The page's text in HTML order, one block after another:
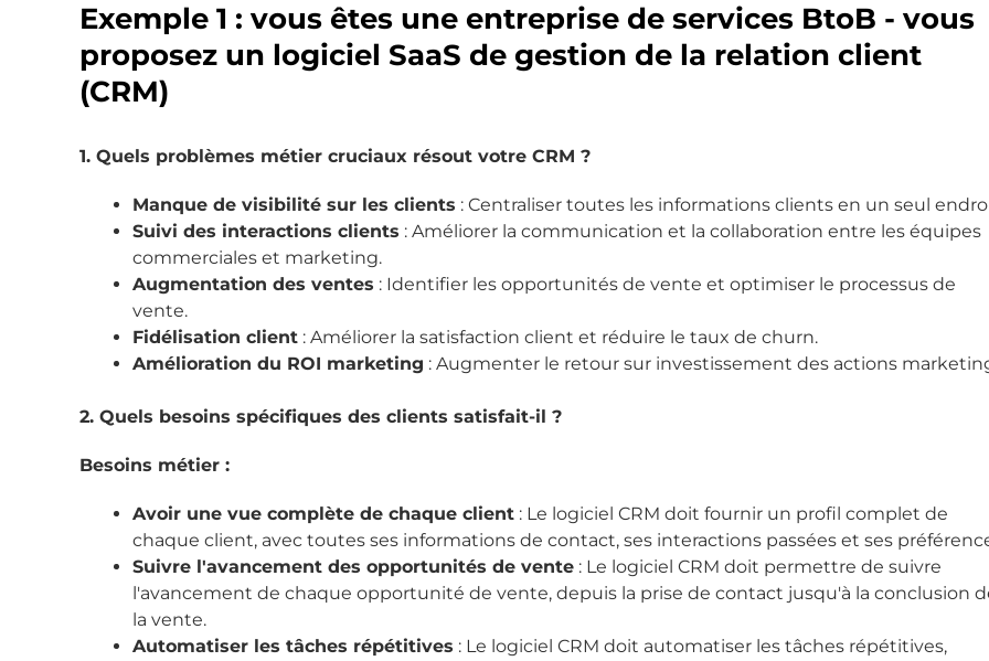
Exemple 1 : vous êtes une entreprise de services BtoB - vous
proposez un logiciel SaaS de gestion de la relation client
(CRM)
1. Quels problèmes métier cruciaux résout votre CRM ?
Manque de visibilité sur les clients : Centraliser toutes les informations clients en un seul
Suivi des interactions clients : Améliorer la communication et la collaboration entre les équipes
commerciales et marketing.
Augmentation des ventes : Identifier les opportunités de vente et optimiser le processus de
vente.
Fidélisation client : Améliorer la satisfaction client et réduire le taux de churn.
Amélioration du ROI marketing : Augmenter le retour sur investissement des actions
2. Quels besoins spécifiques des clients satisfait-il ?
Besoins métier :
Avoir une vue complète de chaque client : Le logiciel CRM doit fournir un profil complet de
chaque client, avec toutes ses informations de contact, ses interactions passées et ses
Suivre l'avancement des opportunités de vente : Le logiciel CRM doit permettre de suivre
l'avancement de chaque opportunité de vente, depuis la prise de contact jusqu'à la conclusion
la vente.
Automatiser les tâches répétitives : Le logiciel CRM doit automatiser les tâches répétitives,